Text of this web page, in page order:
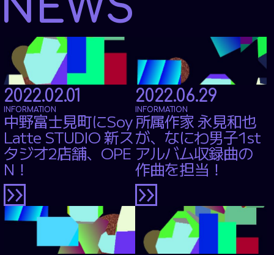
CONTACT
PRIVACY POLICY
WEBSITE POLICY
Twitter
Facebook
2022.02.01
INFORMATION
中野富士見町にSoy
Latte STUDIO 新ス
タジオ2店舗、OPE
N！
2022.06.29
INFORMATION
所属作家 永見和也
が、なにわ男子1st
アルバム収録曲の
作曲を担当！